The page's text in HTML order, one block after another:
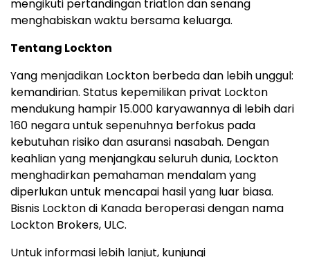
mengikuti pertandingan triatlon dan senang
menghabiskan waktu bersama keluarga.
Tentang Lockton
Yang menjadikan Lockton berbeda dan lebih unggul:
kemandirian. Status kepemilikan privat Lockton
mendukung hampir 15.000 karyawannya di lebih dari
160 negara untuk sepenuhnya berfokus pada
kebutuhan risiko dan asuransi nasabah. Dengan
keahlian yang menjangkau seluruh dunia, Lockton
menghadirkan pemahaman mendalam yang
diperlukan untuk mencapai hasil yang luar biasa.
Bisnis Lockton di Kanada beroperasi dengan nama
Lockton Brokers, ULC.
Untuk informasi lebih lanjut, kunjungi